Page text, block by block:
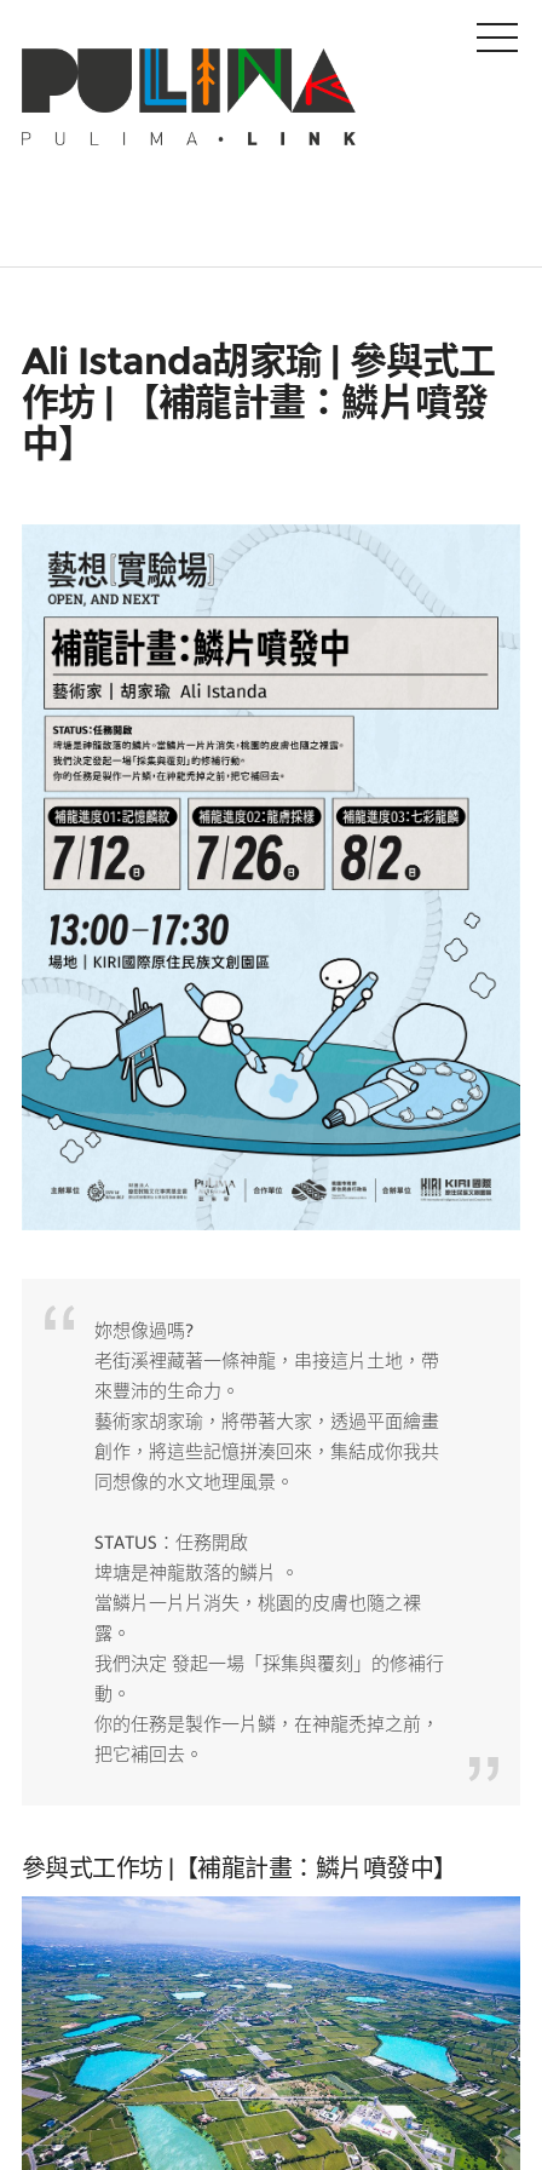
藝壇人物
活動專區
媒體專區
原住民族文化藝術補助成果專區
展演櫥窗
關於我們
Ali Istanda胡家瑜 | 參與式工
作坊 | 【補龍計畫：鱗片噴發
中】
妳想像過嗎?
老街溪裡藏著一條神龍，串接這片土地，帶
來豐沛的生命力。
藝術家胡家瑜，將帶著大家，透過平面繪畫
創作，將這些記憶拼湊回來，集結成你我共
同想像的水文地理風景。
STATUS：任務開啟
埤塘是神龍散落的鱗片 。
當鱗片一片片消失，桃園的皮膚也隨之裸
露。
我們決定 發起一場「採集與覆刻」的修補行
動。
你的任務是製作一片鱗，在神龍禿掉之前，
把它補回去。
參與式工作坊 |【補龍計畫：鱗片噴發中】